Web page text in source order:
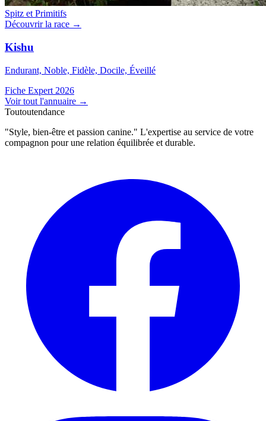
Spitz et Primitifs
Découvrir la race →
Kishu
Endurant, Noble, Fidèle, Docile, Éveillé
Fiche Expert 2026
Voir tout l'annuaire →
Toutoutendance
"Style, bien-être et passion canine." L'expertise au service de votre
compagnon pour une relation équilibrée et durable.